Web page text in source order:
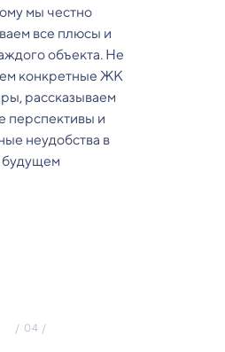
мы честно
все плюсы и
объекта. Не
конкретные ЖК
рассказываем
перспективы и
неудобства в
будущем